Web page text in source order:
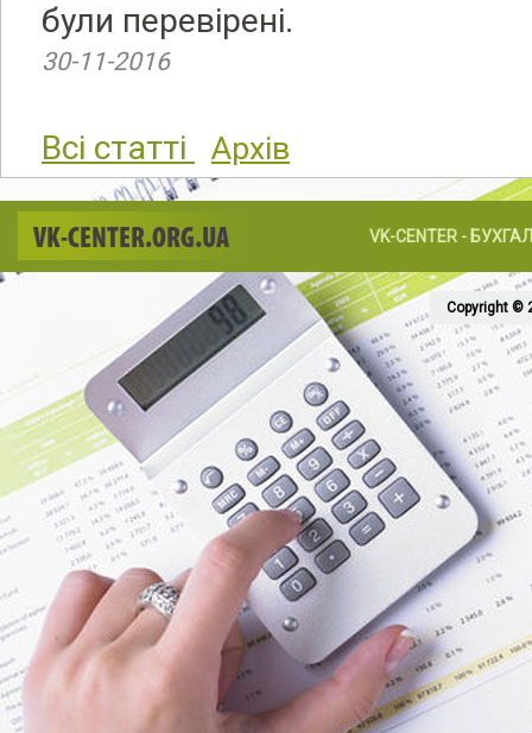
були перевірені.
30-11-2016
Всі статті Архів
VK-CENTER.ORG.UA VK-CENTER -
Copyright ©